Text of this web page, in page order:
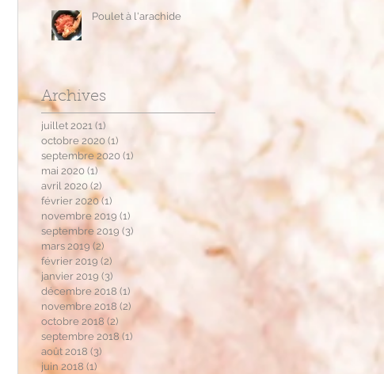
Poulet à l'arachide
Archives
juillet 2021 (1)
octobre 2020 (1)
septembre 2020 (1)
mai 2020 (1)1 post
avril 2020 (2) 2 posts
février 2020 (1)
novembre 2019 (1)
septembre 2019 (3)
mars 2019 (2)
février 2019 (2) 2 posts
janvier 2019 (3) 3 posts
décembre 2018 (1) 1 post
novembre 2018 (2)
octobre 2018 (2)
septembre 2018 (1)
août 2018 (3)
juin 2018 (1)